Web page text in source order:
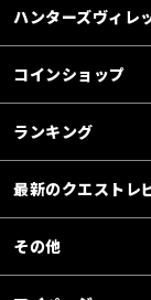
ハンターズヴィレ
コインショップ
ランキング
最新のクエストレ
その他